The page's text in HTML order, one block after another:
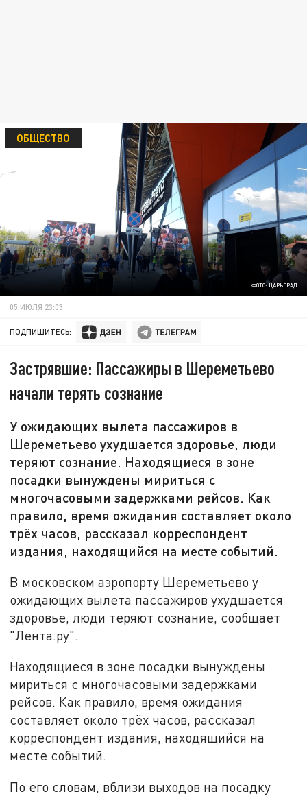
ФОТО: ЦАРЬГРАД
ОБЩЕСТВО
05 ИЮЛЯ 23:03
ПОДПИШИТЕСЬ:
Застрявшие: Пассажиры в Шереметьево
начали терять сознание
У ожидающих вылета пассажиров в
Шереметьево ухудшается здоровье, люди
теряют сознание. Находящиеся в зоне
посадки вынуждены мириться с
многочасовыми задержками рейсов. Как
правило, время ожидания составляет около
трёх часов, рассказал корреспондент
издания, находящийся на месте событий.
В московском аэропорту Шереметьево у
ожидающих вылета пассажиров ухудшается
здоровье, люди теряют сознание, сообщает
"Лента.ру".
Находящиеся в зоне посадки вынуждены
мириться с многочасовыми задержками
рейсов. Как правило, время ожидания
составляет около трёх часов, рассказал
корреспондент издания, находящийся на
месте событий.
По его словам, вблизи выходов на посадку